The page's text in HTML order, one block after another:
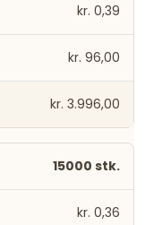
kr. 0,39
kr. 96,00
kr. 3.996,00
15000 stk.
kr. 0,36